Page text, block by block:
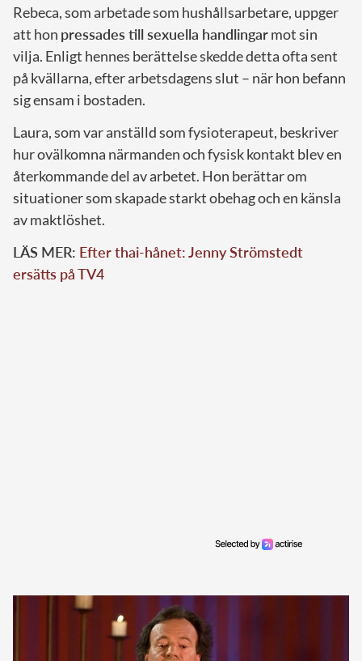
Rebeca, som arbetade som hushållsarbetare, uppger
att hon pressades till sexuella handlingarmot sin
vilja. Enligt hennes berättelse skedde detta ofta sent
på kvällarna, efter arbetsdagens slut – när hon befann
sig ensam i bostaden.
Laura, som var anställd som fysioterapeut, beskriver
hur ovälkomna närmanden och fysisk kontakt blev en
återkommande del av arbetet. Hon berättar om
situationer som skapade starkt obehag och en känsla
av maktlöshet.
LÄS MER: Efter thai-hånet: Jenny Strömstedt
ersätts på TV4